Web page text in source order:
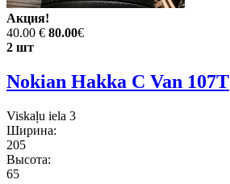
Акция!
40.00 € 80.00€
2 шт
Nokian Hakka C Van 107T
Viskaļu iela 3
Ширина:
205
Высота:
65